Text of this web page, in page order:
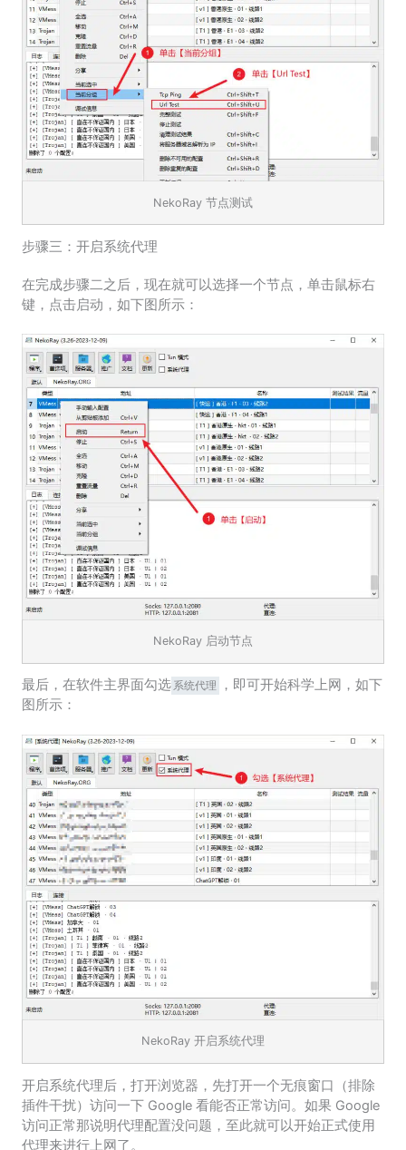
NekoRay 节点测试
步骤三：开启系统代理
在完成步骤二之后，现在就可以选择一个节点，单击鼠标右
键，点击启动，如下图所示：
NekoRay 启动节点
最后，在软件主界面勾选 系统代理
，即可开始科学上网，如下
图所示：
NekoRay 开启系统代理
开启系统代理后，打开浏览器，先打开一个无痕窗口（排除
插件干扰）访问一下 Google 看能否正常访问。如果 Google
访问正常那说明代理配置没问题，至此就可以开始正式使用
代理来进行上网了。